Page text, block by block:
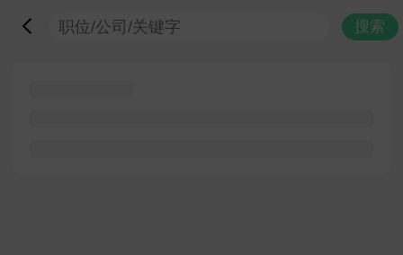
搜索